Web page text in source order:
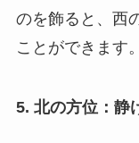
のを飾ると、西
ことができます。
5. 北の方位：静